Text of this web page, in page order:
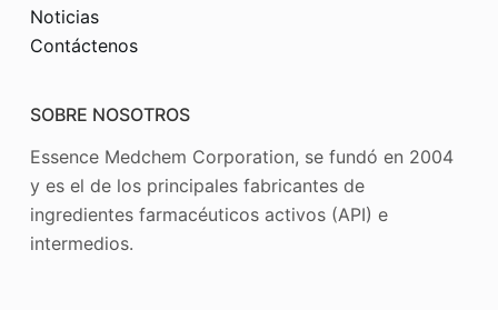
Noticias
Contáctenos
SOBRE NOSOTROS
Essence Medchem Corporation, se fundó en 2004
y es el de los principales fabricantes de
ingredientes farmacéuticos activos (API) e
intermedios.